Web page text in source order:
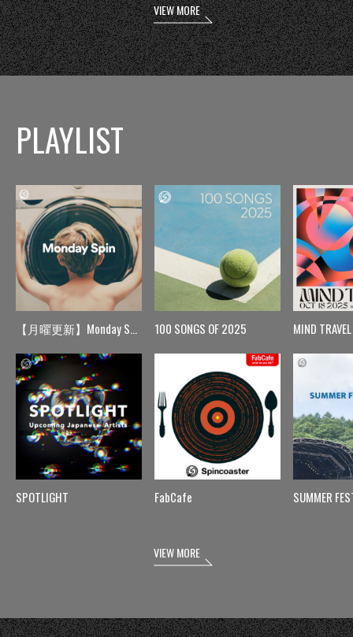
VIEW MORE
PLAYLIST
【月曜更新】Monday Spin
SPOTLIGHT
100 SONGS OF 2025
FabCafe
MIND TRAVEL
SUMMER
VIEW MORE